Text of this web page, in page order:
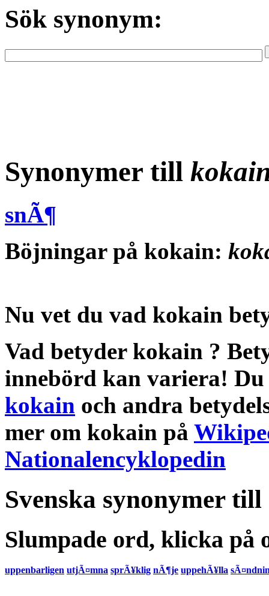
Sök synonym:
Synonymer till
snÃ¶
Böjningar på kokain:
Nu vet du vad kokain
Vad betyder kokain ?
innebörd kan variera!
kokain och andra
mer om kokain på
Nationalencyklopedin
Svenska synonymer
Slumpade ord, klicka på
uppenbarligen utjÃ¤mna sprÃ¥klig nÃ¶je uppehÃ¥lla